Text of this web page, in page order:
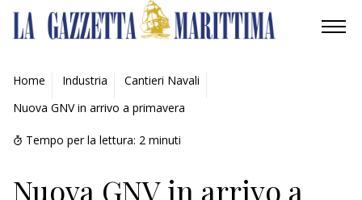
AMBIENTE
MOBILITÀ
INDUSTRIA
RICERCA
Home Industria
Cantieri Navali
Nuova GNV in arrivo a primavera
Tempo per la lettura: 2 minuti
Nuova GNV in arrivo a